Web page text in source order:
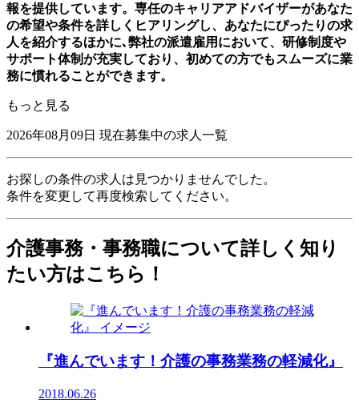
報を提供しています。専任のキャリアアドバイザーがあなた
の希望や条件を詳しくヒアリングし、あなたにぴったりの求
人を紹介するほかに､弊社の派遣雇用において、研修制度や
サポート体制が充実しており、初めての方でもスムーズに業
務に慣れることができます。
もっと見る
2026年08月09日 現在募集中の求人一覧
お探しの条件の求人は見つかりませんでした。
条件を変更して再度検索してください。
介護事務・事務職について詳しく知り
たい方はこちら！
『進んでいます！介護の事務業務の軽減化』
2018.06.26